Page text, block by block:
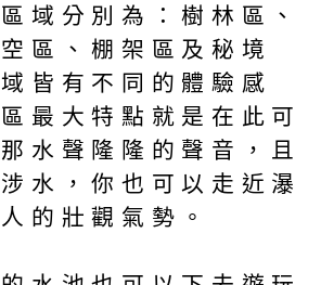
域分別為：樹林區、
區、棚架區及秘境
皆有不同的體驗感
最大特點就是在此可
水聲隆隆的聲音，且
水，你也可以走近瀑
的壯觀氣勢。